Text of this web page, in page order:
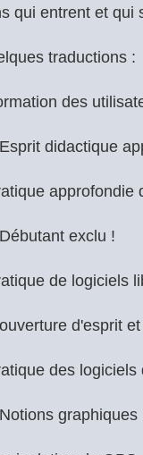
qui entrent et qui
traductions :
des
didactique
approfondie
exclu !
de logiciels
d'esprit
des logiciels